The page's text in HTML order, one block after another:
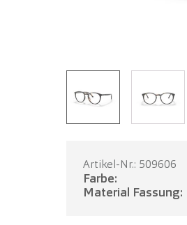
Artikel-Nr.: 509606
Farbe:
Material Fassung: